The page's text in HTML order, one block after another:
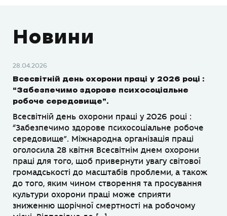
Новини
28.04.2026
Всесвітній день охорони праці у 2026 році :
“Забезпечимо здорове психосоціальне
робоче середовище”.
Всесвітній день охорони праці у 2026 році :
“Забезпечимо здорове психосоціальне робоче
середовище”. Міжнародна організація праці
оголосила 28 квітня Всесвітнім днем охорони
праці для того, щоб привернути увагу світової
громадськості до масштабів проблеми, а також
до того, яким чином створення та просування
культури охорони праці може сприяти
зниженню щорічної смертності на робочому